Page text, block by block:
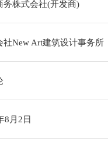
务株式会社(开发商)
社New Art建筑设计事务所
8月2日